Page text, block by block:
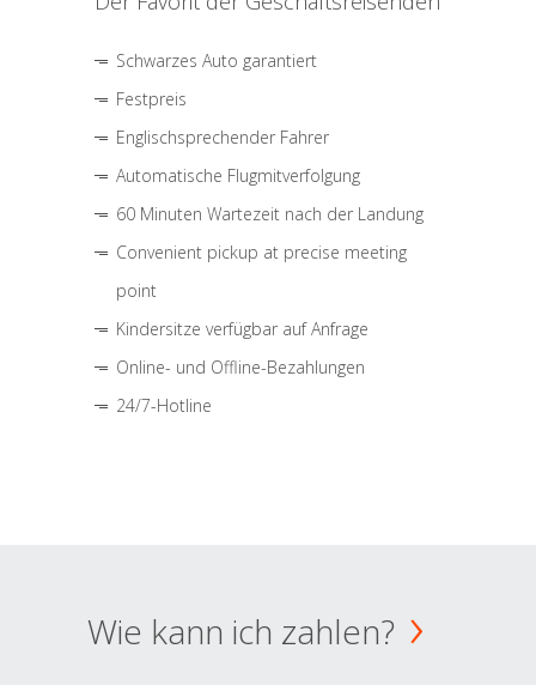
Schwarzes Auto garantiert
Festpreis
Englischsprechender Fahrer
Automatische Flugmitverfolgung
60 Minuten Wartezeit nach der Landung
Convenient pickup at precise meeting
point
Kindersitze verfügbar auf Anfrage
Online- und Offline-Bezahlungen
24/7-Hotline
Wie kann ich zahlen?